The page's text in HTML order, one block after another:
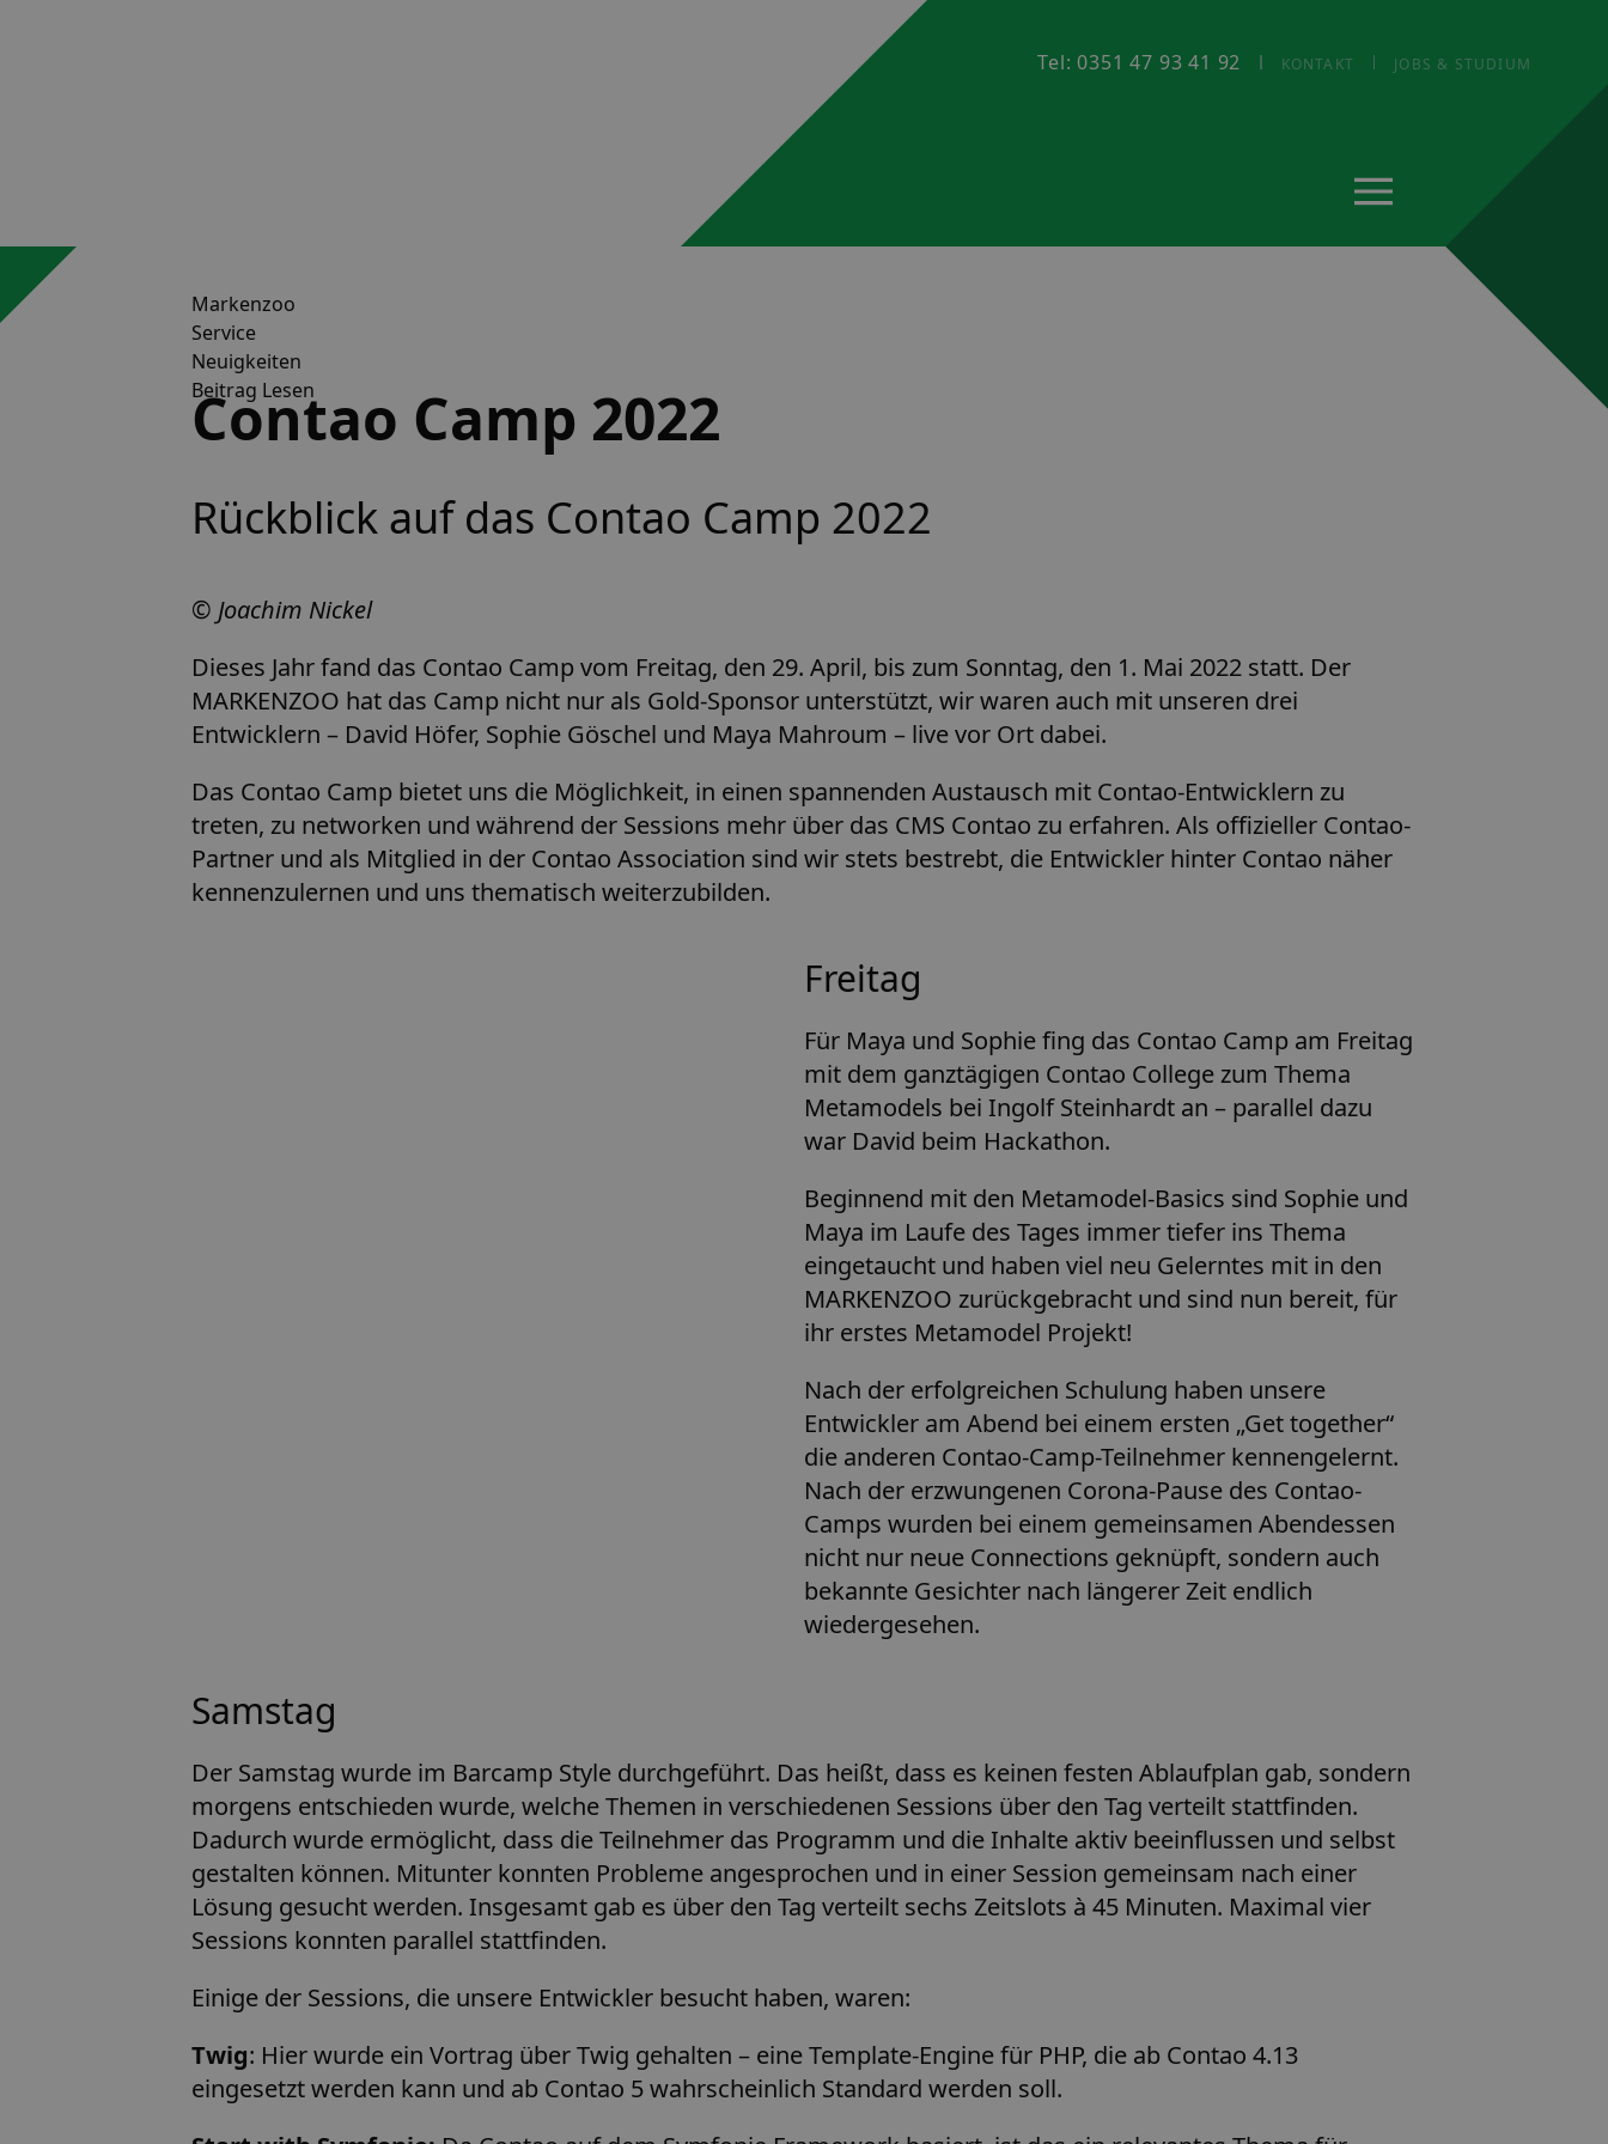
Tel: 0351 47 93 41 92 KONTAKT JOBS & STUDIUM
Markenzoo
Service
Neuigkeiten
Beitrag Lesen
Contao Camp 2022
Rückblick auf das Contao Camp 2022
© Joachim Nickel
Dieses Jahr fand das Contao Camp vom Freitag, den 29. April, bis zum Sonntag, den 1. Mai 2022 statt. Der
MARKENZOO hat das Camp nicht nur als Gold-Sponsor unterstützt, wir waren auch mit unseren drei
Entwicklern – David Höfer, Sophie Göschel und Maya Mahroum – live vor Ort dabei.
Das Contao Camp bietet uns die Möglichkeit, in einen spannenden Austausch mit Contao-Entwicklern zu
treten, zu networken und während der Sessions mehr über das CMS Contao zu erfahren. Als offizieller Contao-
Partner und als Mitglied in der Contao Association sind wir stets bestrebt, die Entwickler hinter Contao näher
kennenzulernen und uns thematisch weiterzubilden.
Freitag
Für Maya und Sophie fing das Contao Camp am Freitag
mit dem ganztägigen Contao College zum Thema
Metamodels bei Ingolf Steinhardt an – parallel dazu
war David beim Hackathon.
Beginnend mit den Metamodel-Basics sind Sophie und
Maya im Laufe des Tages immer tiefer ins Thema
eingetaucht und haben viel neu Gelerntes mit in den
MARKENZOO zurückgebracht und sind nun bereit, für
ihr erstes Metamodel Projekt!
Nach der erfolgreichen Schulung haben unsere
Entwickler am Abend bei einem ersten „Get together“
die anderen Contao-Camp-Teilnehmer kennengelernt.
Nach der erzwungenen Corona-Pause des Contao-
Camps wurden bei einem gemeinsamen Abendessen
nicht nur neue Connections geknüpft, sondern auch
bekannte Gesichter nach längerer Zeit endlich
wiedergesehen.
Samstag
Der Samstag wurde im Barcamp Style durchgeführt. Das heißt, dass es keinen festen Ablaufplan gab, sondern
morgens entschieden wurde, welche Themen in verschiedenen Sessions über den Tag verteilt stattfinden.
Dadurch wurde ermöglicht, dass die Teilnehmer das Programm und die Inhalte aktiv beeinflussen und selbst
gestalten können. Mitunter konnten Probleme angesprochen und in einer Session gemeinsam nach einer
Lösung gesucht werden. Insgesamt gab es über den Tag verteilt sechs Zeitslots à 45 Minuten. Maximal vier
Sessions konnten parallel stattfinden.
Einige der Sessions, die unsere Entwickler besucht haben, waren:
Twig: Hier wurde ein Vortrag über Twig gehalten – eine Template-Engine für PHP, die ab Contao 4.13
eingesetzt werden kann und ab Contao 5 wahrscheinlich Standard werden soll.